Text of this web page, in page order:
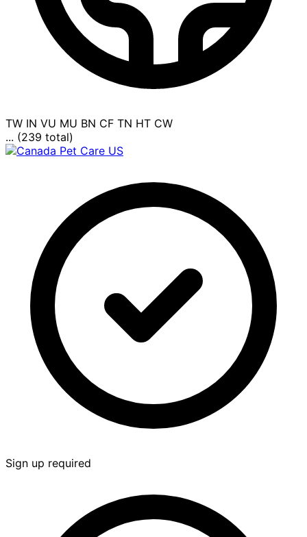
TW IN VU MU BN CF TN HT CW
... (239 total)
Sign up required